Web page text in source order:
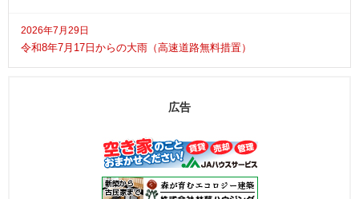
2026年7月29日
令和8年7月17日からの大雨（高速道路無料措置）
広告